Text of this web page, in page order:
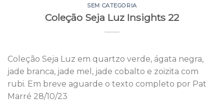
SEM CATEGORIA
Coleção Seja Luz Insights 22
Coleção Seja Luz em quartzo verde, ágata negra,
jade branca, jade mel, jade cobalto e zoizita com
rubi. Em breve aguarde o texto completo por Pat
Marré 28/10/23